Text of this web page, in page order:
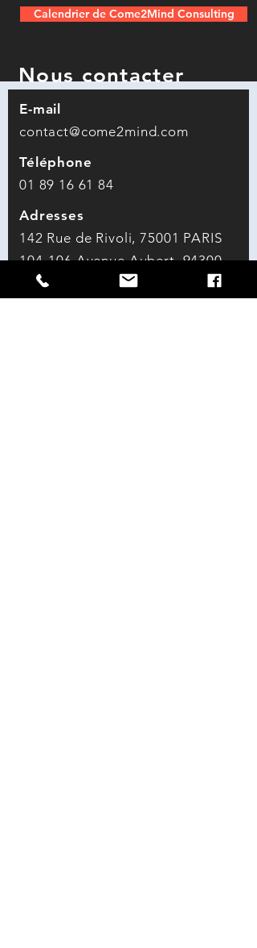
Calendrier de Come2Mind Consulting
Nous contacter
E-mail
contact@come2mind.com
Téléphone
01 89 16 61 84
Adresses
142 Rue de Rivoli, 75001 PARIS
104-106 Avenue Aubert, 94300
VINCENNES